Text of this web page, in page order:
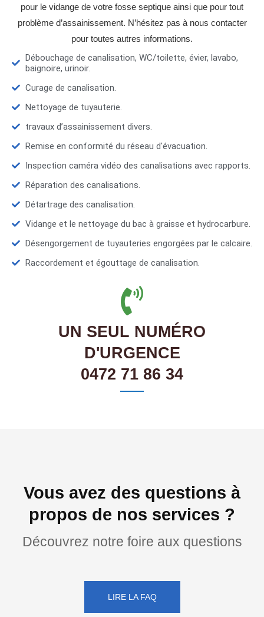
pour le vidange de votre fosse septique ainsi que pour tout
problème d’assainissement. N’hésitez pas à nous contacter
pour toutes autres informations.
Débouchage de canalisation, WC/toilette, évier, lavabo,
baignoire, urinoir.
Curage de canalisation.
Nettoyage de tuyauterie.
travaux d’assainissement divers.
Remise en conformité du réseau d'évacuation.
Inspection caméra vidéo des canalisations avec rapports.
Réparation des canalisations.
Détartrage des canalisation.
Vidange et le nettoyage du bac à graisse et hydrocarbure.
Désengorgement de tuyauteries engorgées par le calcaire.
Raccordement et égouttage de canalisation.
UN SEUL NUMÉRO
D'URGENCE
0472 71 86 34
Vous avez des questions à
propos de nos services ?
Découvrez notre foire aux questions
LIRE LA FAQ